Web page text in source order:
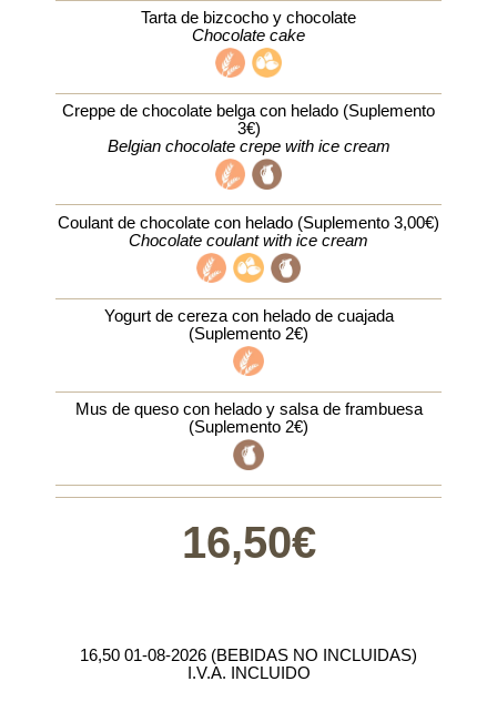
Tarta de bizcocho y chocolate
Chocolate cake
Creppe de chocolate belga con helado (Suplemento
3€)
Belgian chocolate crepe with ice cream
Coulant de chocolate con helado (Suplemento 3,00€)
Chocolate coulant with ice cream
Yogurt de cereza con helado de cuajada
(Suplemento 2€)
Mus de queso con helado y salsa de frambuesa
(Suplemento 2€)
16,50€
16,50 01-08-2026 (BEBIDAS NO INCLUIDAS)
I.V.A. INCLUIDO